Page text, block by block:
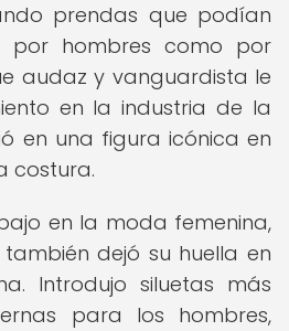
prendas que podían
por hombres como por
audaz y vanguardista le
en la industria de la
en una figura icónica en
costura.
en la moda femenina,
también dejó su huella en
Introdujo siluetas más
para los hombres,